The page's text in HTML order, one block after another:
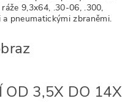
9,3x64, .30-06, .300,
pneumatickými zbraněmi.
OD 3,5X DO 14X